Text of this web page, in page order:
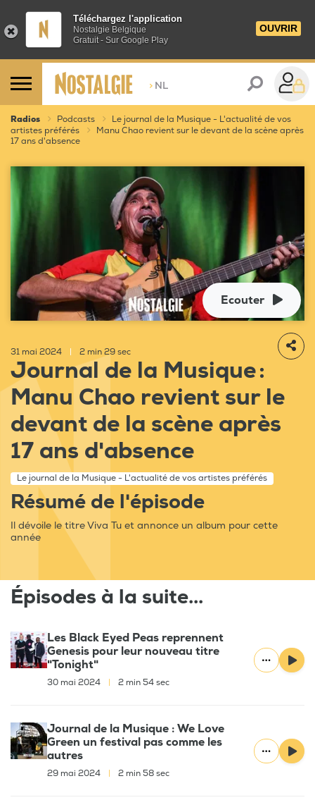
Téléchargez l'application
Nostalgie Belgique
Gratuit - Sur Google Play
OUVRIR
> NL
Radios Podcasts
Le journal de la Musique - L'actualité de vos
artistes préférés
Manu Chao revient sur le devant de la scène après
17 ans d'absence
Ecouter
31 mai 2024 2 min 29 sec
Journal de la Musique :
Manu Chao revient sur le
devant de la scène après
17 ans d'absence
Le journal de la Musique - L'actualité de vos artistes préférés
Résumé de l'épisode
Il dévoile le titre Viva Tu et annonce un album pour cette
année
Épisodes à la suite...
Les Black Eyed Peas reprennent
Genesis pour leur nouveau titre
"Tonight"
30 mai 2024 2 min 54 sec
Journal de la Musique : We Love
Green un festival pas comme les
autres
29 mai 2024 2 min 58 sec